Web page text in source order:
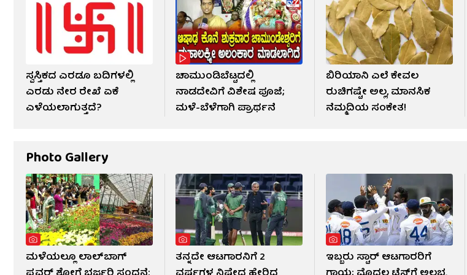
ಸ್ವಸ್ತಿಕದ ಎರಡೂ ಬದಿಗಳಲ್ಲಿ
ಎರಡು ನೇರ ರೇಖೆ ಏಕೆ
ಎಳೆಯಲಾಗುತ್ತದೆ?
ಚಾಮುಂಡಿಬೆಟ್ಟದಲ್ಲಿ
ನಾಡದೇವಿಗೆ ವಿಶೇಷ ಪೂಜೆ;
ಮಳೆ-ಬೆಳೆಗಾಗಿ ಪ್ರಾರ್ಥನೆ
ಬಿರಿಯಾನಿ ಎಲೆ ಕೇವಲ
ರುಚಿಗಷ್ಟೇ ಅಲ್ಲ, ಮಾನಸಿಕ
ನೆಮ್ಮದಿಯ ಸಂಕೇತ!
Photo Gallery
ಮಳೆಯಲ್ಲೂ ಲಾಲ್‌ಬಾಗ್
ತನ್ನದೇ ಆಟಗಾರನಿಗೆ 2
ಇಬ್ಬರು ಸ್ಟಾರ್ ಆಟಗಾರರಿಗೆ